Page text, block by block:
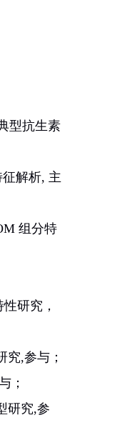
型抗生素
解析, 主
组分特
研究，
究,参与 ；
；
研究,参